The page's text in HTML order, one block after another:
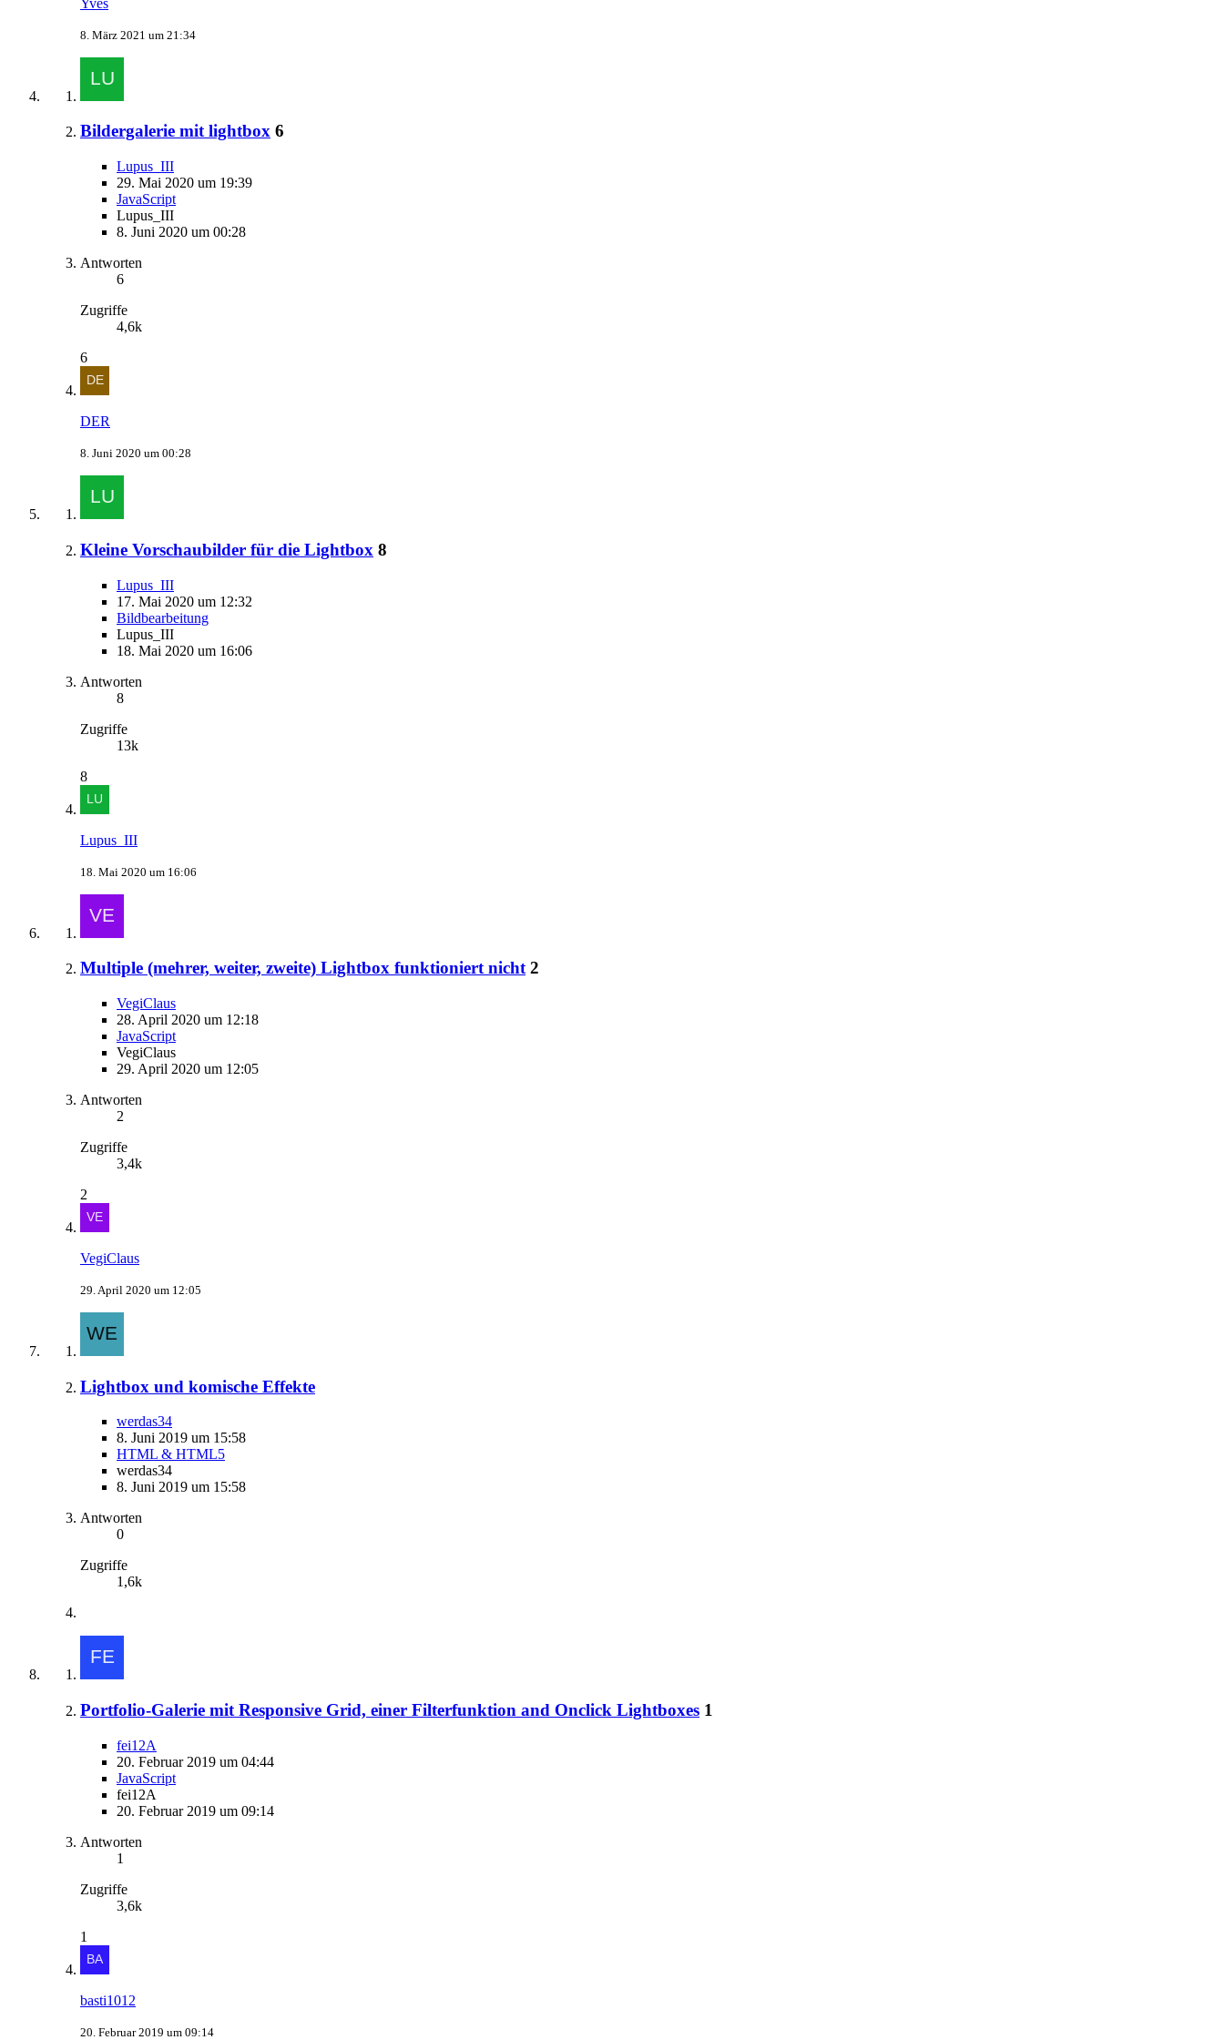
8. März 2021 um 21:34
Bildergalerie mit lightbox 6
Lupus_III
29. Mai 2020 um 19:39
JavaScript
Lupus_III
8. Juni 2020 um 00:28
Antworten
6
Zugriffe
4,6k
6
DER
8. Juni 2020 um 00:28
Kleine Vorschaubilder für die Lightbox 8
Lupus_III
17. Mai 2020 um 12:32
Bildbearbeitung
Lupus_III
18. Mai 2020 um 16:06
Antworten
8
Zugriffe
13k
8
Lupus_III
18. Mai 2020 um 16:06
Multiple (mehrer, weiter, zweite) Lightbox funktioniert nicht 2
VegiClaus
28. April 2020 um 12:18
JavaScript
VegiClaus
29. April 2020 um 12:05
Antworten
2
Zugriffe
3,4k
2
VegiClaus
29. April 2020 um 12:05
Lightbox und komische Effekte
werdas34
8. Juni 2019 um 15:58
HTML & HTML5
werdas34
8. Juni 2019 um 15:58
Antworten
0
Zugriffe
1,6k
Portfolio-Galerie mit Responsive Grid, einer Filterfunktion and Onclick Lightboxes 1
fei12A
20. Februar 2019 um 04:44
JavaScript
fei12A
20. Februar 2019 um 09:14
Antworten
1
Zugriffe
3,6k
1
basti1012
20. Februar 2019 um 09:14